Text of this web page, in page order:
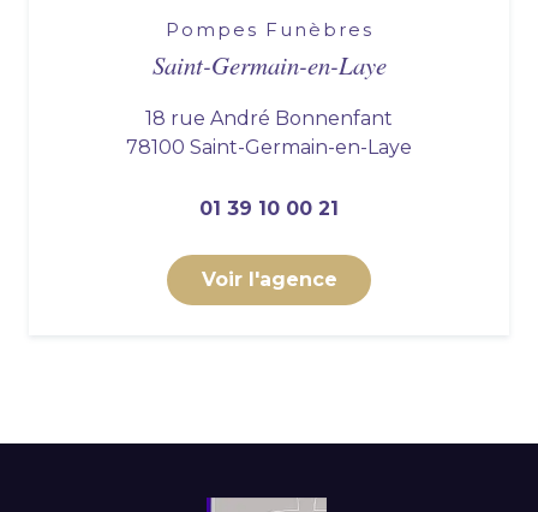
Pompes Funèbres
Saint-Germain-en-Laye
18 rue André Bonnenfant
78100 Saint-Germain-en-Laye
01 39 10 00 21
Voir l'agence